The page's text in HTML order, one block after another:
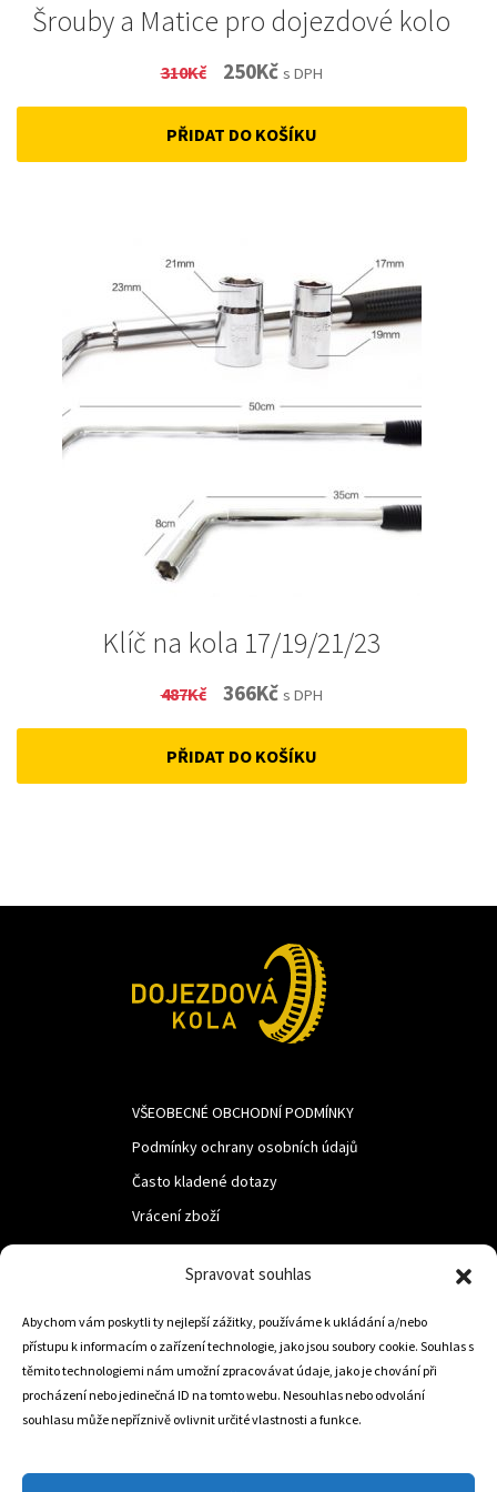
Spravovat souhlas
Abychom vám poskytli ty nejlepší zážitky, používáme k ukládání a/nebo
přístupu k informacím o zařízení technologie, jako jsou soubory cookie. Souhlas s
těmito technologiemi nám umožní zpracovávat údaje, jako je chování při
procházení nebo jedinečná ID na tomto webu. Nesouhlas nebo odvolání
souhlasu může nepříznivě ovlivnit určité vlastnosti a funkce.
Šrouby a Matice pro dojezdové kolo
310Kč
Original
price
was:
250KčCurrent
price
is:
s DPH
PŘIDAT DO KOŠÍKU
Klíč na kola 17/19/21/23
487Kč
Original
price
was:
366KčCurrent
price
is:
s DPH
PŘIDAT DO KOŠÍKU
VŠEOBECNÉ OBCHODNÍ PODMÍNKY
Podmínky ochrany osobních údajů
Často kladené dotazy
Vrácení zboží
LUF s.r.o.
Nám. M.R.Štefanika 518,
Trstená 02801